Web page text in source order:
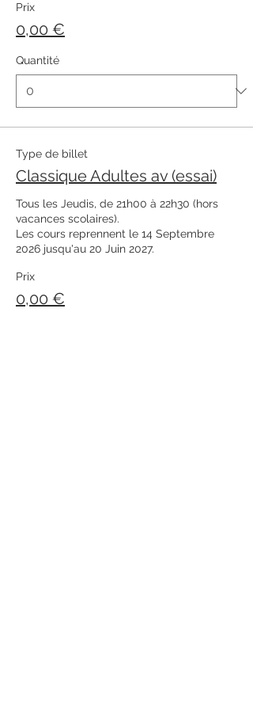
Prix
0,00 €
Quantité
Type de billet
Classique Adultes av (essai)
Tous les Jeudis, de 21h00 à 22h30 (hors
vacances scolaires).
Les cours reprennent le 14 Septembre
2026 jusqu'au 20 Juin 2027.
Prix
0,00 €